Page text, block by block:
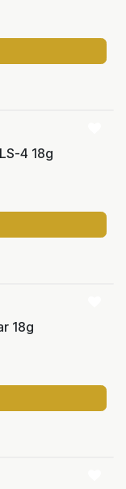
4 18g
18g